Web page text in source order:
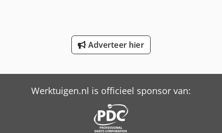
Job-Mann 303-50 Wl
New Holland-Kobelco
Schaffer Wiellader 3 Ton Mini Kniklader
Trailer And Tools
Adverteer hier
Werktuigen.nl is officieel sponsor van: